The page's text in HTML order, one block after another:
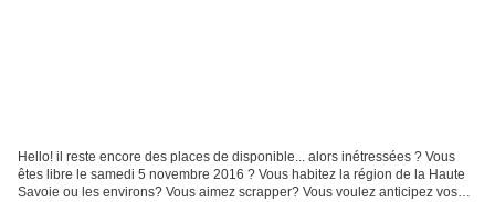
Hello! il reste encore des places de disponible... alors inétressées ? Vous
êtes libre le samedi 5 novembre 2016 ? Vous habitez la région de la Haute
Savoie ou les environs? Vous aimez scrapper? Vous voulez anticipez vos